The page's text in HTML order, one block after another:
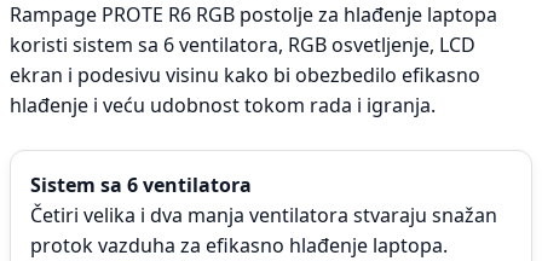
Rampage PROTE R6 RGB postolje za hlađenje laptopa
koristi sistem sa 6 ventilatora, RGB osvetljenje, LCD
ekran i podesivu visinu kako bi obezbedilo efikasno
hlađenje i veću udobnost tokom rada i igranja.
Sistem sa 6 ventilatora
Četiri velika i dva manja ventilatora stvaraju snažan
protok vazduha za efikasno hlađenje laptopa.